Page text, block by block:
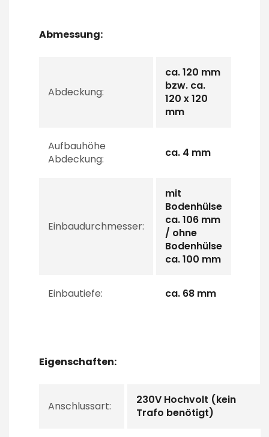
Abmessung:
Abdeckung:
ca. 120 mm
bzw. ca.
120 x 120
mm
Aufbauhöhe
Abdeckung:
ca. 4 mm
Einbaudurchmesser:
mit
Bodenhülse
ca. 106 mm
/ ohne
Bodenhülse
ca. 100 mm
Einbautiefe: ca. 68 mm
Eigenschaften:
Anschlussart:
230V Hochvolt (kein
Trafo benötigt)